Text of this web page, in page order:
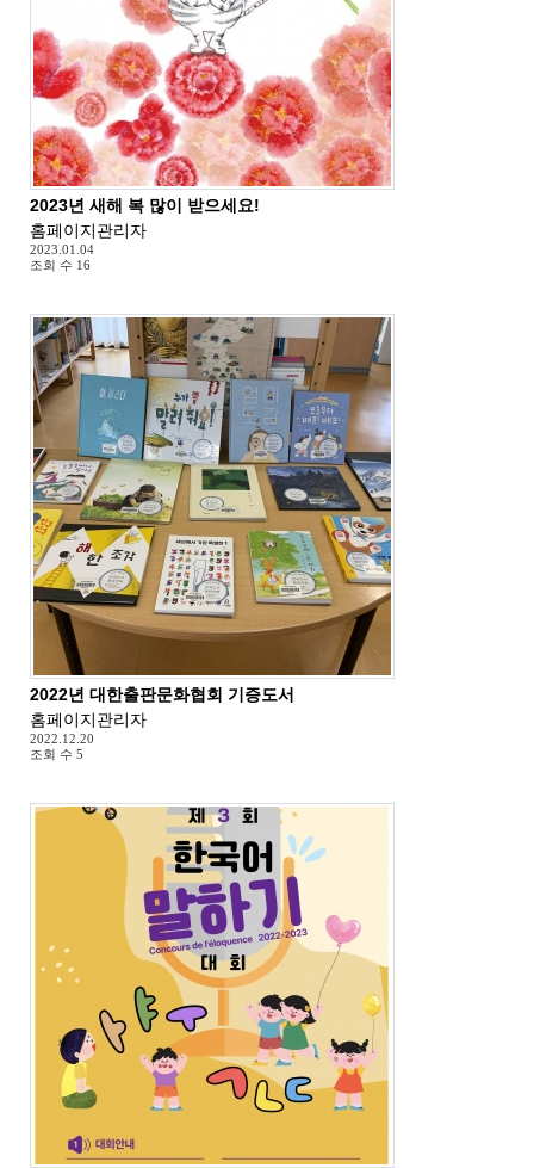
2023년 새해 복 많이 받으세요!
홈페이지관리자
2023.01.04
조회 수 16
2022년 대한출판문화협회 기증도서
홈페이지관리자
2022.12.20
조회 수 5